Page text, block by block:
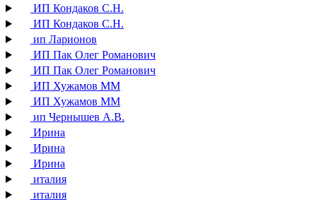
ИП Кондаков С.Н.
ИП Кондаков С.Н.
ип Ларионов
ИП Пак Олег Романович
ИП Пак Олег Романович
ИП Хужамов ММ
ИП Хужамов ММ
ип Чернышев А.В.
Ирина
Ирина
Ирина
италия
италия